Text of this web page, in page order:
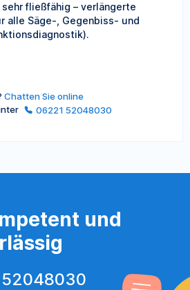
fließfähig – verlängerte
alle Säge-, Gegenbiss- und
Chatten Sie online
06221 52048030
und